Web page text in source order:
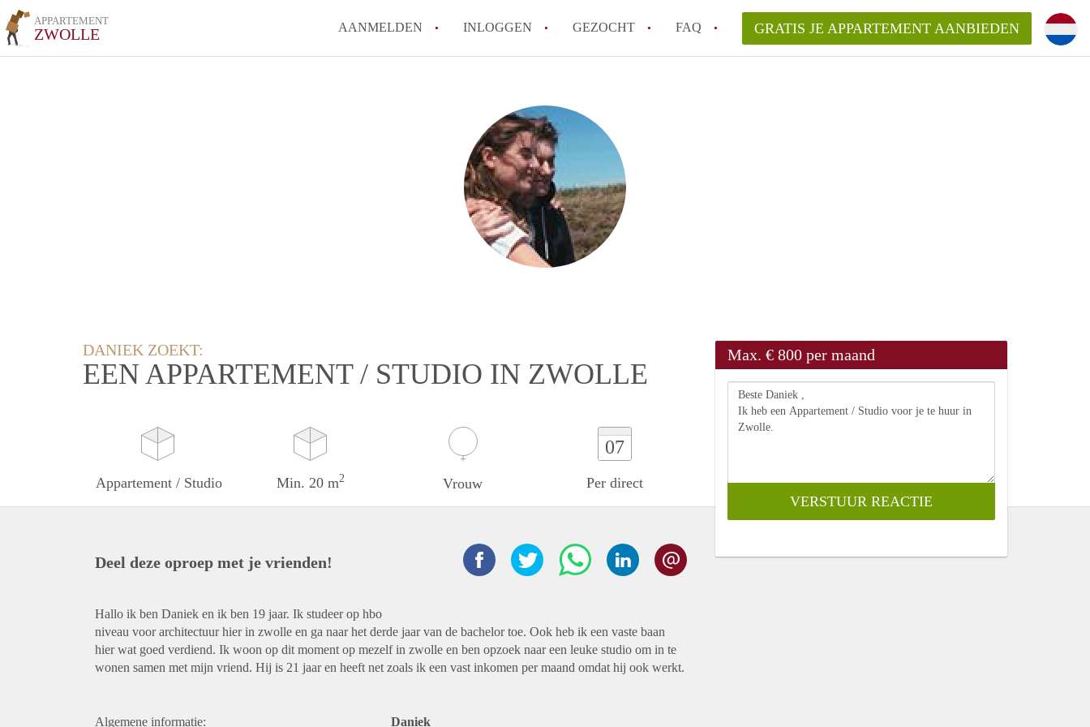
APPARTEMENT
ZWOLLE AANMELDEN INLOGGEN GEZOCHT FAQ
How to translate AppartementZwolle!
Wat is AppartementZwolle?
Hoeveel kost het om te reageren op een Appartement in Zwolle?
Wat is de privacyverklaring van AppartementZwolle?
Berekent AppartementZwolle
makelaarsvergoeding/bemiddelingsvergoeding?
Alle veelgestelde vragen
GRATIS JE APPARTEMENT AANBIEDEN
DANIEK ZOEKT:
EEN APPARTEMENT / STUDIO IN ZWOLLE
Appartement / Studio Min. 20 m2 Vrouw
07
Per direct
Max. € 800 per maand
Deel deze oproep met je vrienden!
Hallo ik ben Daniek en ik ben 19 jaar. Ik studeer op hbo
niveau voor architectuur hier in zwolle en ga naar het derde jaar van de bachelor toe. Ook heb ik een vaste baan
hier wat goed verdiend. Ik woon op dit moment op mezelf in zwolle en ben opzoek naar een leuke studio om in te
wonen samen met mijn vriend. Hij is 21 jaar en heeft net zoals ik een vast inkomen per maand omdat hij ook werkt.
Algemene informatie: Daniek